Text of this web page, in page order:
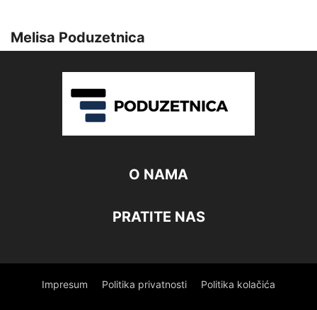
Melisa Poduzetnica
O NAMA
PRATITE NAS
Impresum Politika privatnosti Politika kolačića